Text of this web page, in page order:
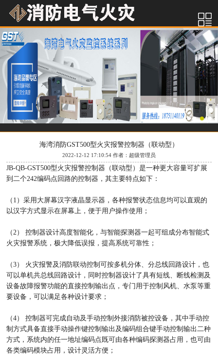
海湾消防GST500型火灾报警控制器（联动型）
2022-12-12 17:10:54 作者：超级管理员
JB-QB-GST500型火灾报警控制器（联动型）是一种更大容量可扩展
到二个242编码点回路的控制器，其主要特点如下：
（1）采用大屏幕汉字液晶显示器，各种报警状态信息均可以直观的
以汉字方式显示在屏幕上，便于用户操作使用；
（2） 控制器设计高度智能化，与智能探测器一起可组成分布智能式
火灾报警系统，极大降低误报，提高系统可靠性；
（3） 火灾报警及消防联动控制可按多机分体、分总线回路设计，也
可以单机共总线回路设计，同时控制器设计了具有短线、断线检测及
设备故障报警功能的直接控制输出点，专门用于控制风机、水泵等重
要设备，可以满足各种设计要求；
（4） 控制器可完成自动及手动控制外接消防被控设备，其中手动控
制方式具备直接手动操作键控制输出及编码组合键手动控制输出二种
方式，系统内的任一地址编码点既可由各种编码探测器占用，也可由
各类编码模块占用，设计灵活方便；